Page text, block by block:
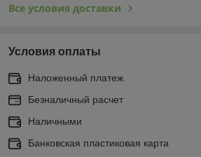
Все условия доставки
Условия оплаты
Наложенный платеж
Безналичный расчет
Наличными
Банковская пластиковая карта